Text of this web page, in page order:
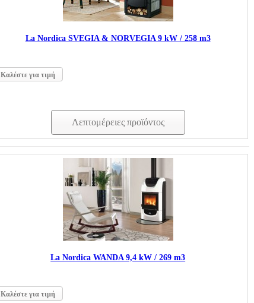
La Nordica SVEGIA & NORVEGIA 9 kW / 258 m3
Καλέστε για τιμή
Λεπτομέρειες προϊόντος
La Nordica WANDA 9,4 kW / 269 m3
Καλέστε για τιμή